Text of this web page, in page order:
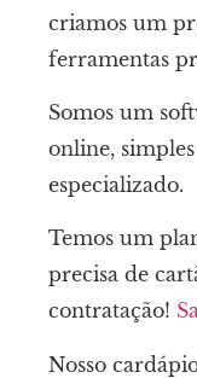
criamos um
ferramentas
Somos um
online,
especializado.
Temos um
precisa de
contratação!
Nosso